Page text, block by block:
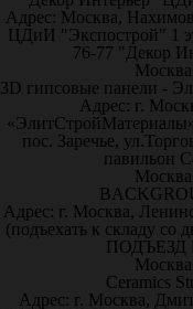
Адрес: Москва,
ЦДиИ "Экспострой" 1
76-77 "Декор
Москва
3D гипсовые панели -
Адрес: г.
пос. Заречье,
павильон
Москва
Адрес: г. Москва,
(подъехать к складу со
ПОДЪЕЗД
Москва
Ceramics
Адрес: г. Москва,